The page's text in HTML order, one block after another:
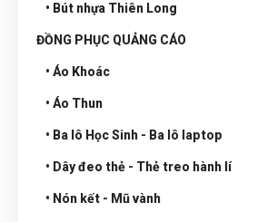
• Bút nhựa Thiên Long
ĐỒNG PHỤC QUẢNG CÁO
• Áo Khoác
• Áo Thun
• Ba lô Học Sinh - Ba lô laptop
• Dây đeo thẻ - Thẻ treo hành lí
• Nón kết - Mũ vành